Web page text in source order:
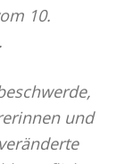
10.
und